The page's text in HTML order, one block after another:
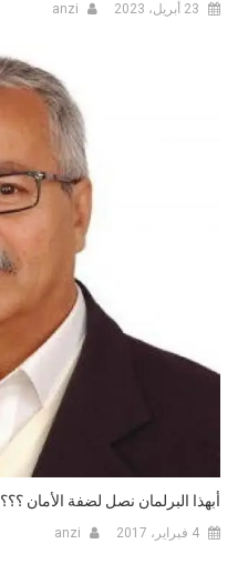
23 أبريل، 2023 anzi
أبهذا البرلمان نصل لضفة الأمان ؟؟؟ 9 من 10‎
4 فبراير، 2017 anzi